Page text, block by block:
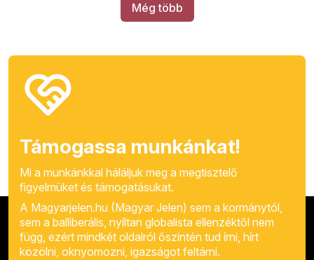
Még több
Támogassa munkánkat!
Mi a munkánkkal háláljuk meg a megtisztelő
figyelmüket és támogatásukat.
A Magyarjelen.hu (Magyar Jelen) sem a kormánytól,
sem a balliberális, nyíltan globalista ellenzéktől nem
függ, ezért mindkét oldalról őszintén tud írni, hírt
közölni, oknyomozni, igazságot feltárni.